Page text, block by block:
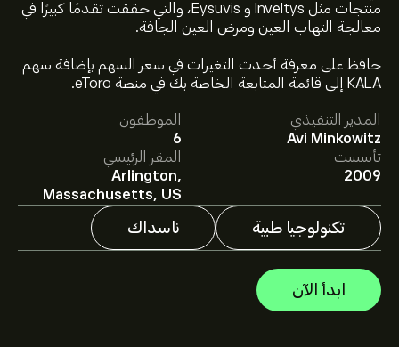
منتجات مثل Inveltys و Eysuvis، والتي حققت تقدمًا كبيرًا في
معالجة التهاب العين ومرض العين الجافة.
حافظ على معرفة أحدث التغيرات في سعر السهم بإضافة سهم
KALA إلى قائمة المتابعة الخاصة بك في منصة eToro.
المدير التنفيذي
Avi Minkowitz
الموظفون
6
تأسست
2009
المقر الرئيسي
Arlington,
Massachusetts, US
تكنولوجيا طبية ناسداك
ابدأ الآن
سعر KALA الآن هو 0.7478‎$‎.
متوسط السعر المستهدف لسهم Kala Bio Inc هو 0.7478‎$‎.
اشترك
في eToro لمعرفة التفاصيل حول توقعات المحللين
والأسعار المستهدفة للأسهم.
يقدم المحللون التوقعات لسهم Kala Bio Inc بناءً على اتجاهات
السوق، التقارير المالية، والنمو المتوقع. راقِب آخر التوقعات
لتحركات الأسعار المستقبلية.
القيمة السوقية لـ Kala Bio Inc هي 14.46M‎$‎ دولار